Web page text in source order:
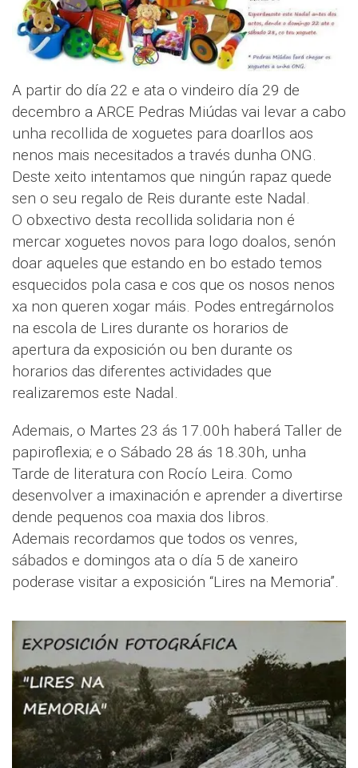
A partir do día 22 e ata o vindeiro día 29 de
decembro a ARCE Pedras Miúdas vai levar a cabo
unha recollida de xoguetes para doarllos aos
nenos mais necesitados a través dunha ONG.
Deste xeito intentamos que ningún rapaz quede
sen o seu regalo de Reis durante este Nadal.
O obxectivo desta recollida solidaria non é
mercar xoguetes novos para logo doalos, senón
doar aqueles que estando en bo estado temos
esquecidos pola casa e cos que os nosos nenos
xa non queren xogar máis. Podes entregárnolos
na escola de Lires durante os horarios de
apertura da exposición ou ben durante os
horarios das diferentes actividades que
realizaremos este Nadal.
Ademais, o Martes 23 ás 17.00h haberá Taller de
papiroflexia; e o Sábado 28 ás 18.30h, unha
Tarde de literatura con Rocío Leira. Como
desenvolver a imaxinación e aprender a divertirse
dende pequenos coa maxia dos libros.
Ademais recordamos que todos os venres,
sábados e domingos ata o día 5 de xaneiro
poderase visitar a exposición “Lires na Memoria”.